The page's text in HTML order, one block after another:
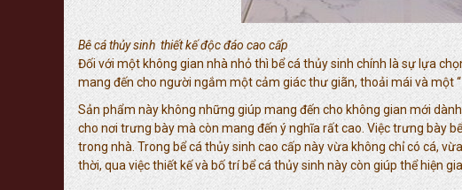
Bê cá thủy sinh thiết kế độc đáo cao cấp
Đối với một không gian nhà nhỏ thì bể cá thủy sinh chính là sự lựa
mang đến cho người ngắm một cảm giác thư giãn, thoải mái và một
Sản phẩm này không những giúp mang đến cho không gian mới
cho nơi trưng bày mà còn mang đến ý nghĩa rất cao. Việc trưng bày
trong nhà. Trong bể cá thủy sinh cao cấp này vừa không chỉ có cá,
thời, qua việc thiết kế và bố trí bể cá thủy sinh này còn giúp thể hiện